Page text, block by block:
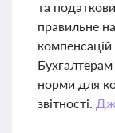
та
правильне
норми для
звітності.